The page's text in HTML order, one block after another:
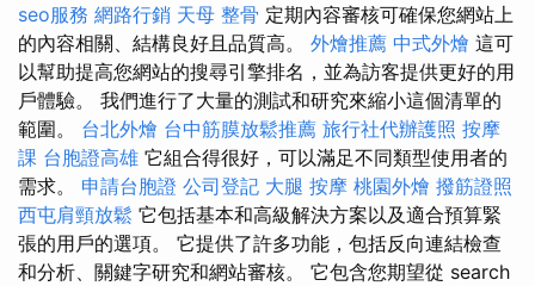
seo服務 網路行銷 天母 整骨 定期內容審核可確保您網站上
的內容相關、結構良好且品質高。 外燴推薦 中式外燴 這可
以幫助提高您網站的搜尋引擎排名，並為訪客提供更好的用
戶體驗。 我們進行了大量的測試和研究來縮小這個清單的
範圍。 台北外燴 台中筋膜放鬆推薦 旅行社代辦護照 按摩
課 台胞證高雄 它組合得很好，可以滿足不同類型使用者的
需求。 申請台胞證 公司登記 大腿 按摩 桃園外燴 撥筋證照
西屯肩頸放鬆 它包括基本和高級解決方案以及適合預算緊
張的用戶的選項。 它提供了許多功能，包括反向連結檢查
和分析、關鍵字研究和網站審核。 它包含您期望從 search